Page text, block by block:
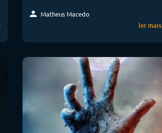
Matheus Macedo
ler mais